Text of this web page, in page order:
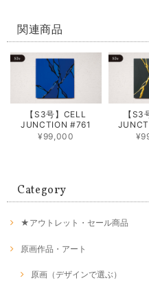
関連商品
【S3号】CELL
JUNCTION #761
¥99,000
【S3
Category
★アウトレット・セール商品
原画作品・アート
原画（デザインで選ぶ）